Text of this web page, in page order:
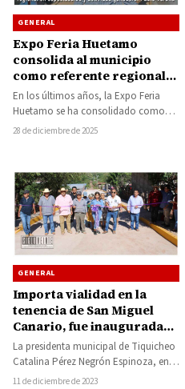
GENERAL
Expo Feria Huetamo
consolida al municipio
como referente regional
en espectáculos y
actividad ganadera: Pablo
Varona
En los últimos años, la Expo Feria
Huetamo se ha consolidado como
uno de los principales referentes en…
28 de diciembre de 2025
GENERAL
Importa vialidad en la
tenencia de San Miguel
Canario, fue inaugurada
por la alcaldesa de
Tiquicheo Catalina Pérez
Negrón
La presidenta municipal de Tiquicheo
Catalina Pérez Negrón Espinoza, en
compañía de habitantes y personal
11 de diciembre de 2023